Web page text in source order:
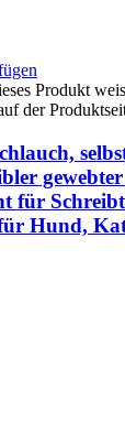
Produkt
der
für
Hund,